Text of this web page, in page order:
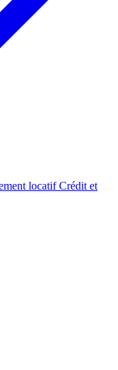
locatifCrédit et